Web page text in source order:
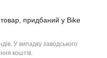
придбаний у Bike
У випадку заводського
коштів.